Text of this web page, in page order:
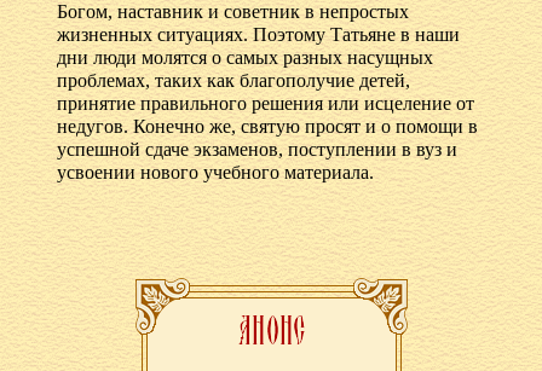
Богом, наставник и советник в непростых
жизненных ситуациях. Поэтому Татьяне в наши
дни люди молятся о самых разных насущных
проблемах, таких как благополучие детей,
принятие правильного решения или исцеление от
недугов. Конечно же, святую просят и о помощи в
успешной сдаче экзаменов, поступлении в вуз и
усвоении нового учебного материала.